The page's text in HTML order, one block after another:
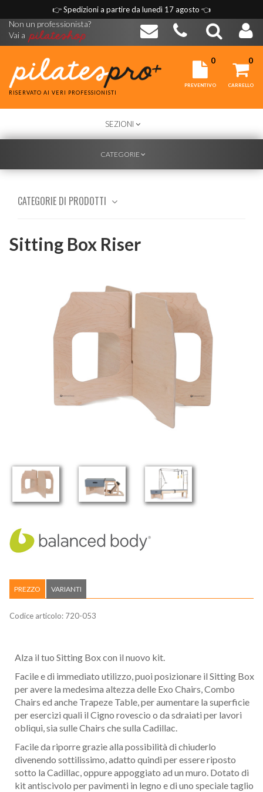
👉Spedizioni a partire da lunedì 17 agosto 👈
Non un professionista?
Vai a
RISERVATO AI VERI PROFESSIONISTI
0
PREVENTIVO
0
CARRELLO
TOGGLE
NAVIGATION
SEZIONI
TOGGLE
CATEGORIE
CATEGORIE DI PRODOTTI
Sitting Box Riser
PREZZO VARIANTI
Codice articolo: 720-053
Alza il tuo Sitting Box con il nuovo kit.
Facile e di immediato utilizzo, puoi posizionare il Sitting Box
per avere la medesima altezza delle Exo Chairs, Combo
Chairs ed anche Trapeze Table, per aumentare la superficie
per esercizi quali il Cigno rovescio o da sdraiati per lavori
obliqui, sia sulle Chairs che sulla Cadillac.
Facile da riporre grazie alla possibilità di chiuderlo
divenendo sottilissimo, adatto quindi per essere riposto
sotto la Cadillac, oppure appoggiato ad un muro. Dotato di
kit antiscivolo per pavimenti in legno e di uno speciale taglio